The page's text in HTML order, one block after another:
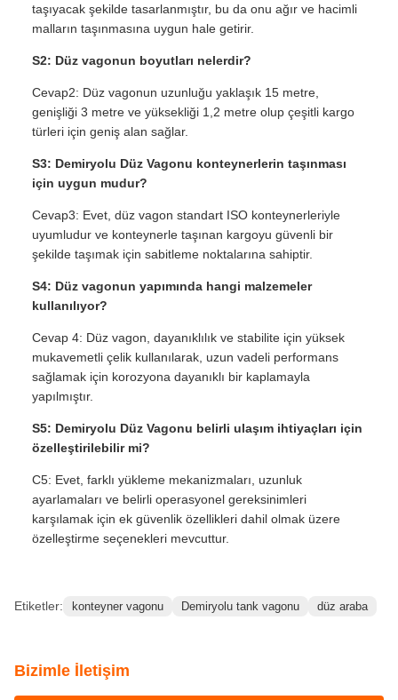
taşıyacak şekilde tasarlanmıştır, bu da onu ağır ve hacimli
malların taşınmasına uygun hale getirir.
S2: Düz vagonun boyutları nelerdir?
Cevap2: Düz vagonun uzunluğu yaklaşık 15 metre,
genişliği 3 metre ve yüksekliği 1,2 metre olup çeşitli kargo
türleri için geniş alan sağlar.
S3: Demiryolu Düz Vagonu konteynerlerin taşınması
için uygun mudur?
Cevap3: Evet, düz vagon standart ISO konteynerleriyle
uyumludur ve konteynerle taşınan kargoyu güvenli bir
şekilde taşımak için sabitleme noktalarına sahiptir.
S4: Düz vagonun yapımında hangi malzemeler
kullanılıyor?
Cevap 4: Düz vagon, dayanıklılık ve stabilite için yüksek
mukavemetli çelik kullanılarak, uzun vadeli performans
sağlamak için korozyona dayanıklı bir kaplamayla
yapılmıştır.
S5: Demiryolu Düz Vagonu belirli ulaşım ihtiyaçları için
özelleştirilebilir mi?
C5: Evet, farklı yükleme mekanizmaları, uzunluk
ayarlamaları ve belirli operasyonel gereksinimleri
karşılamak için ek güvenlik özellikleri dahil olmak üzere
özelleştirme seçenekleri mevcuttur.
Etiketler: konteyner vagonu Demiryolu tank vagonu düz araba
Bizimle İletişim